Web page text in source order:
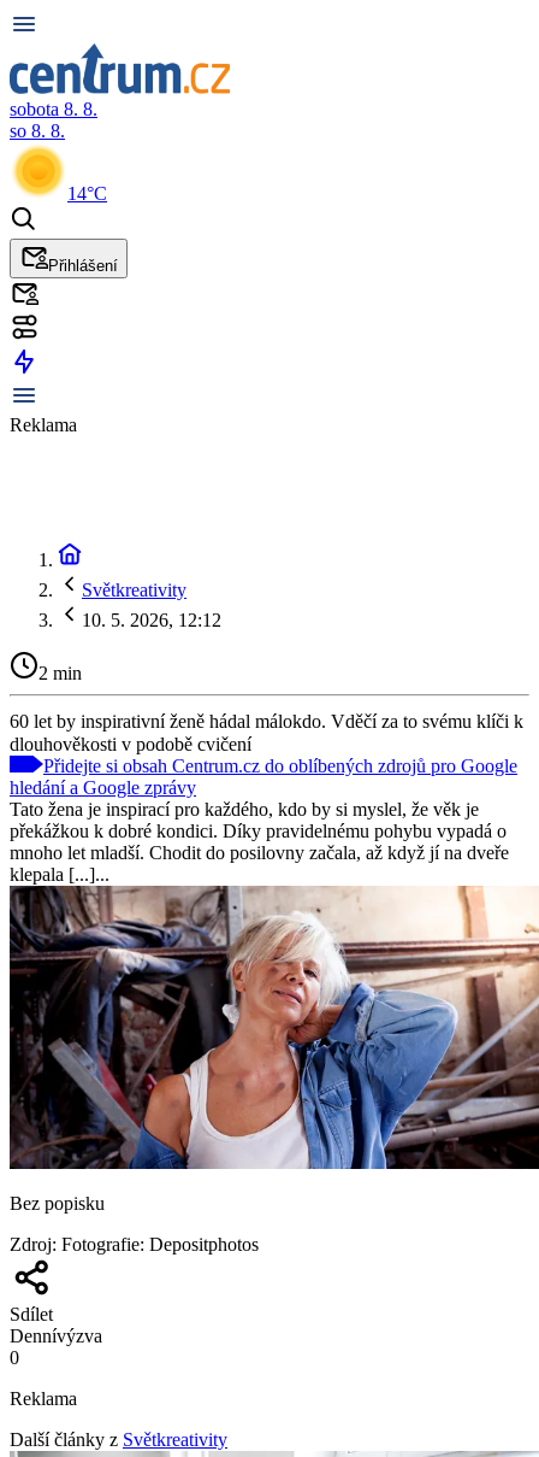
sobota 8. 8.
so 8. 8.
14°C
Přihlášení
Reklama
Světkreativity
10. 5. 2026, 12:12
2 min
60 let by inspirativní ženě hádal málokdo. Vděčí za to svému klíči k
dlouhověkosti v podobě cvičení
Přidejte si obsah Centrum.cz do oblíbených zdrojů pro Google
hledání a Google zprávy
Tato žena je inspirací pro každého, kdo by si myslel, že věk je
překážkou k dobré kondici. Díky pravidelnému pohybu vypadá o
mnoho let mladší. Chodit do posilovny začala, až když jí na dveře
klepala [...]...
Bez popisku
Zdroj: Fotografie: Depositphotos
Sdílet
Dennívýzva
0
Reklama
Další články z Světkreativity